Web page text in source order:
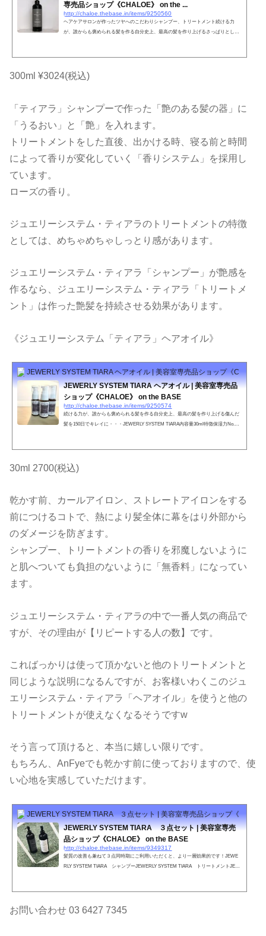
専売品ショップ《CHALOE》 on the ...
http://chaloe.thebase.in/items/9250560
ヘアケアサロンが作ったツヤへのこだわりシャンプー、トリートメント続ける力
が、誰からも褒められる髪を作る自分史上、最高の髪を作り上げるさっぱりとした
ーやパーマなどのアルカリ物を除去する。紫外線を吸収してくれる。やればやるほ
ど蘇る髪へ。ツヤ髪への第一歩。●お肌に合わない時、傷や湿疹等...
300ml ¥3024(税込)
「ティアラ」シャンプーで作った「艶のある髪の器」に
「うるおい」と「艶」を入れます。
トリートメントをした直後、出かける時、寝る前と時間
によって香りが変化していく「香りシステム」を採用し
ています。
ローズの香り。
ジュエリーシステム・ティアラのトリートメントの特徴
としては、めちゃめちゃしっとり感があります。
ジュエリーシステム・ティアラ「シャンプー」が艶感を
作るなら、ジュエリーシステム・ティアラ「トリートメ
ント」は作った艶髪を持続させる効果があります。
《ジュエリーシステム「ティアラ」ヘアオイル》
JEWERLY SYSTEM TIARA ヘアオイル | 美容室専売品ショップ《
JEWERLY SYSTEM TIARA ヘアオイル | 美容室専売品
ショップ《CHALOE》 on the BASE
http://chaloe.thebase.in/items/9250574
続ける力が、誰からも褒められる髪を作る自分史上、最高の髪を作り上げる傷んだ
髪を150日でキレイに・・・JEWERLY SYSTEM TIARA内容量30ml特徴保湿力No.1
極端な高音や低温を避け、乳幼児の手の届かない所に保管してください。●天然成
分配合のため、保存状態により香調の変化、変色、濁り又は固形物...
30ml 2700(税込)
乾かす前、カールアイロン、ストレートアイロンをする
前につけるコトで、熱により髪全体に幕をはり外部から
のダメージを防ぎます。
シャンプー、トリートメントの香りを邪魔しないように
と肌へついても負担のないように「無香料」になってい
ます。
ジュエリーシステム・ティアラの中で一番人気の商品で
すが、その理由が【リピートする人の数】です。
こればっかりは使って頂かないと他のトリートメントと
同じような説明になるんですが、お客様いわくこのジュ
エリーシステム・ティアラ「ヘアオイル」を使うと他の
トリートメントが使えなくなるそうですw
そう言って頂けると、本当に嬉しい限りです。
もちろん、AnFyeでも乾かす前に使っておりますので、使
い心地を実感していただけます。
JEWERLY SYSTEM TIARA ３点セット | 美容室専売品ショップ《
JEWERLY SYSTEM TIARA ３点セット | 美容室専売
品ショップ《CHALOE》 on the BASE
http://chaloe.thebase.in/items/9349317
髪質の改善も兼ねて３点同時期にご利用いただくと、より一層効果的です！JEWE
RLY SYSTEM TIARA シャンプーJEWERLY SYSTEM TIARA トリートメントJEW
お問い合わせ 03 6427 7345